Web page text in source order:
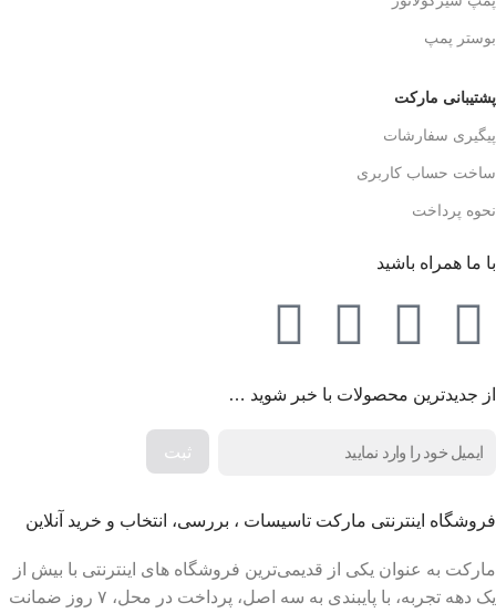
بوستر پمپ
پشتیبانی مارکت
پیگیری سفارشات
ساخت حساب کاربری
نحوه پرداخت
با ما همراه باشید
از جدیدترین محصولات با خبر شوید …
فروشگاه اینترنتی مارکت تاسیسات ، بررسی، انتخاب و خرید آنلاین
مارکت به عنوان یکی از قدیمی‌ترین فروشگاه های اینترنتی با بیش از
یک دهه تجربه، با پایبندی به سه اصل، پرداخت در محل، ۷ روز ضمانت